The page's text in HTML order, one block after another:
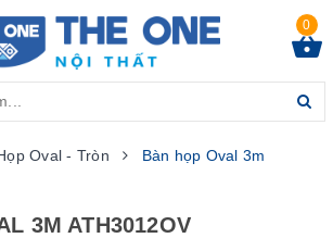
0
Oval - Tròn
Bàn họp Oval 3m
3M ATH3012OV